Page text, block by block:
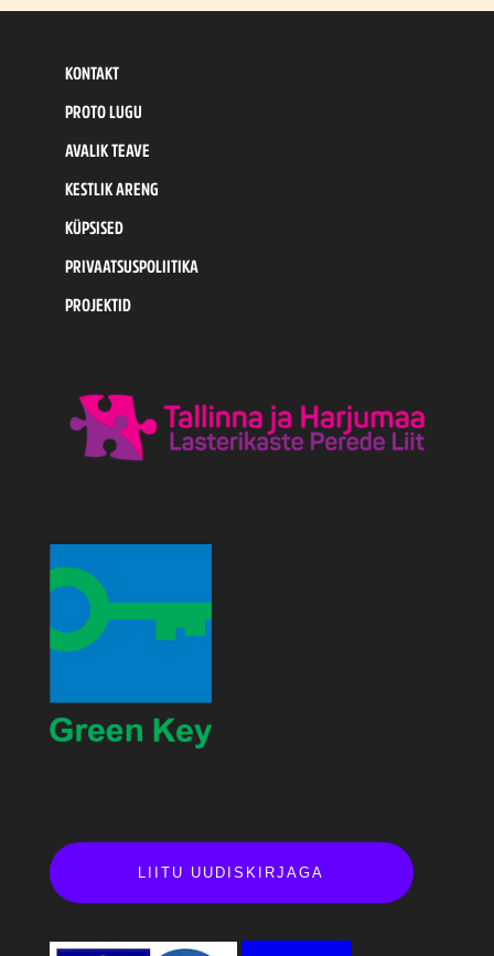
KONTAKT
PROTO LUGU
AVALIK TEAVE
KESTLIK ARENG
KÜPSISED
PRIVAATSUSPOLIITIKA
PROJEKTID
LIITU UUDISKIRJAGA